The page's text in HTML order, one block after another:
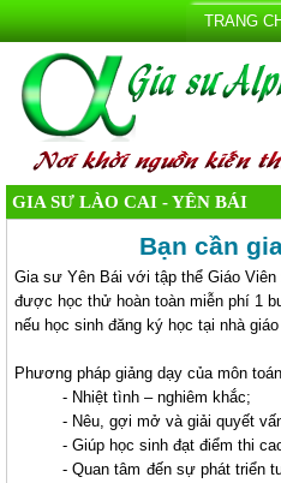
TRANG
GIA SƯ LÀO CAI - YÊN BÁI
Bạn cần
Gia sư Yên Bái với tập thể Giáo
được học thử hoàn toàn miễn phí 1
nếu học sinh đăng ký học tại nhà
Phương pháp giảng dạy của môn
- Nhiệt tình – nghiêm khắc;
- Nêu, gợi mở và giải quyết
- Giúp học sinh đạt điểm thi
- Quan tâm đến sự phát triển